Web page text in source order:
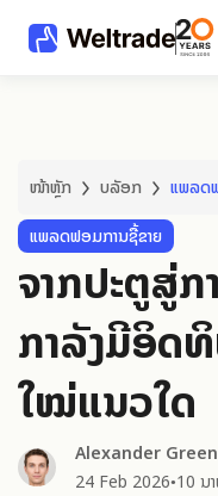
ໜ້າຫຼັກ ບລັອກ
ແພລດ
ແພລດຟອມການຊື້ຂາຍ
ຈາກປະຕູສູ່
ກຳລັງມີອິດ
ໃໝ່ແນວໃດ
Alexander
24 Feb 2026● 10 ນ